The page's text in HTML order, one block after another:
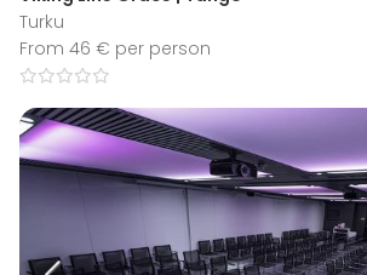
Turku
From 46 € per person